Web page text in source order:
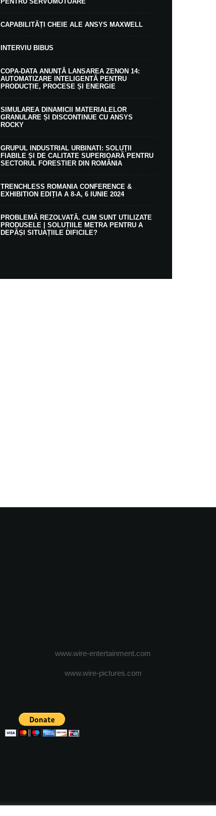
CAPABILITĂȚI CHEIE ALE ANSYS MAXWELL
INTERVIU BIBUS
COPA-DATA ANUNȚĂ LANSAREA ZENON 14:
AUTOMATIZARE INTELIGENTĂ PENTRU
PRODUCȚIE, PROCESE ȘI ENERGIE
SIMULAREA DINAMICII MATERIALELOR
GRANULARE ȘI DISCONTINUE CU ANSYS
ROCKY
GRUPUL INDUSTRIAL URBINATI: SOLUȚII
FIABILE ȘI DE CALITATE SUPERIOARĂ PENTRU
SECTORUL FORESTIER DIN ROMÂNIA
TRENCHLESS ROMANIA CONFERENCE &
EXHIBITION EDIȚIA A 8-A, 6 IUNIE 2024
PROBLEMĂ REZOLVATĂ. CUM SUNT UTILIZATE
PRODUSELE | SOLUȚIILE METRA PENTRU A
DEPĂȘI SITUAȚIILE DIFICILE?
www.wire-entertainment.com
www.wire-pictures.com